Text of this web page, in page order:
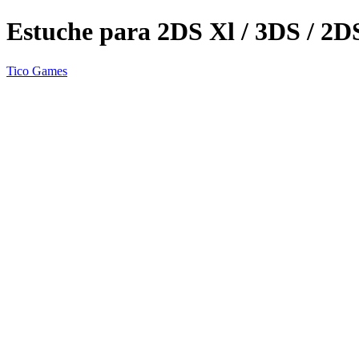
Estuche para 2DS Xl / 3DS /
Tico Games